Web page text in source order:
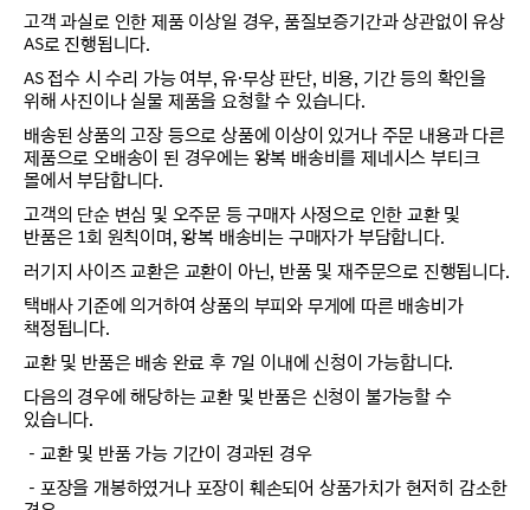
고객 과실로 인한 제품 이상일 경우, 품질보증기간과 상관없이 유상
AS로 진행됩니다.
AS 접수 시 수리 가능 여부, 유·무상 판단, 비용, 기간 등의 확인을
위해 사진이나 실물 제품을 요청할 수 있습니다.
배송된 상품의 고장 등으로 상품에 이상이 있거나 주문 내용과 다른
제품으로 오배송이 된 경우에는 왕복 배송비를 제네시스 부티크
몰에서 부담합니다.
고객의 단순 변심 및 오주문 등 구매자 사정으로 인한 교환 및
반품은 1회 원칙이며, 왕복 배송비는 구매자가 부담합니다.
러기지 사이즈 교환은 교환이 아닌, 반품 및 재주문으로 진행됩니다.
택배사 기준에 의거하여 상품의 부피와 무게에 따른 배송비가
책정됩니다.
교환 및 반품은 배송 완료 후 7일 이내에 신청이 가능합니다.
다음의 경우에 해당하는 교환 및 반품은 신청이 불가능할 수
있습니다.
－교환 및 반품 가능 기간이 경과된 경우
－포장을 개봉하였거나 포장이 훼손되어 상품가치가 현저히 감소한